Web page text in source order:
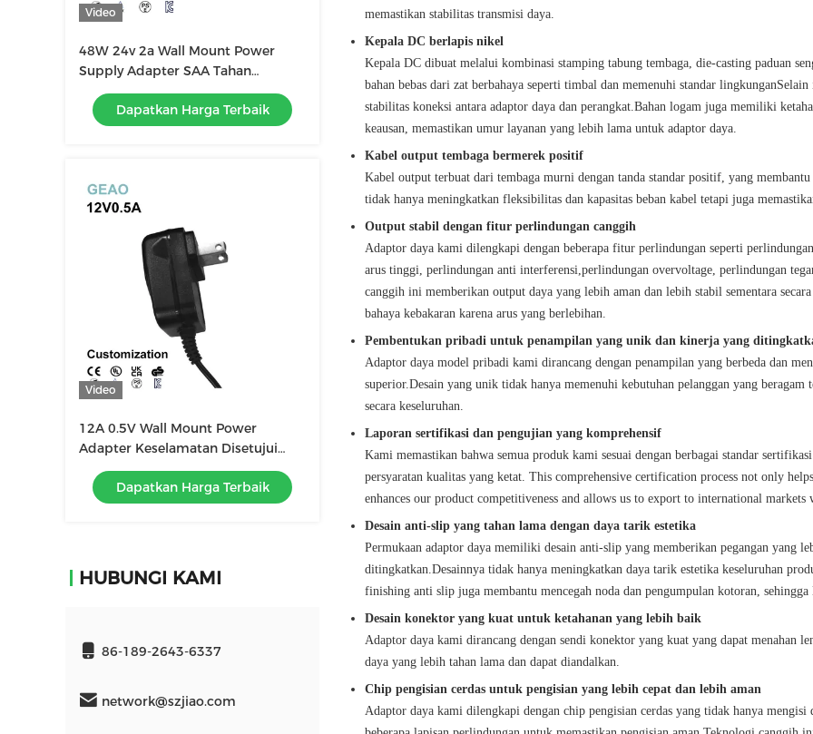
Video
48W 24v 2a Wall Mount Power
Supply Adapter SAA Tahan
Temperatura Tinggi
Dapatkan Harga Terbaik
Video
12A 0.5V Wall Mount Power
Adapter Keselamatan Disetujui
Untuk Konverter Tegangan
Dapatkan Harga Terbaik
HUBUNGI KAMI
86-189-2643-6337
network@szjiao.com
memastikan stabilitas transmisi daya.
Kepala DC berlapis nikel
Kepala DC dibuat melalui kombinasi stamping tabung tembaga, die-casting paduan
bahan bebas dari zat berbahaya seperti timbal dan memenuhi standar
stabilitas koneksi antara adaptor daya dan perangkat.Bahan logam juga memiliki
keausan, memastikan umur layanan yang lebih lama untuk adaptor daya.
Kabel output tembaga bermerek positif
Kabel output terbuat dari tembaga murni dengan tanda standar positif, yang
tidak hanya meningkatkan fleksibilitas dan kapasitas beban kabel tetapi juga
Output stabil dengan fitur perlindungan canggih
Adaptor daya kami dilengkapi dengan beberapa fitur perlindungan seperti
arus tinggi, perlindungan anti interferensi,perlindungan overvoltage, perlindungan
canggih ini memberikan output daya yang lebih aman dan lebih stabil sementara
bahaya kebakaran karena arus yang berlebihan.
Pembentukan pribadi untuk penampilan yang unik dan kinerja yang
Adaptor daya model pribadi kami dirancang dengan penampilan yang berbeda dan
superior.Desain yang unik tidak hanya memenuhi kebutuhan pelanggan yang
secara keseluruhan.
Laporan sertifikasi dan pengujian yang komprehensif
Kami memastikan bahwa semua produk kami sesuai dengan berbagai standar
persyaratan kualitas yang ketat. This comprehensive certification process not only
enhances our product competitiveness and allows us to export to international markets
Desain anti-slip yang tahan lama dengan daya tarik estetika
Permukaan adaptor daya memiliki desain anti-slip yang memberikan pegangan yang
ditingkatkan.Desainnya tidak hanya meningkatkan daya tarik estetika keseluruhan
finishing anti slip juga membantu mencegah noda dan pengumpulan kotoran,
Desain konektor yang kuat untuk ketahanan yang lebih baik
Adaptor daya kami dirancang dengan sendi konektor yang kuat yang dapat menahan
daya yang lebih tahan lama dan dapat diandalkan.
Chip pengisian cerdas untuk pengisian yang lebih cepat dan lebih aman
Adaptor daya kami dilengkapi dengan chip pengisian cerdas yang tidak hanya